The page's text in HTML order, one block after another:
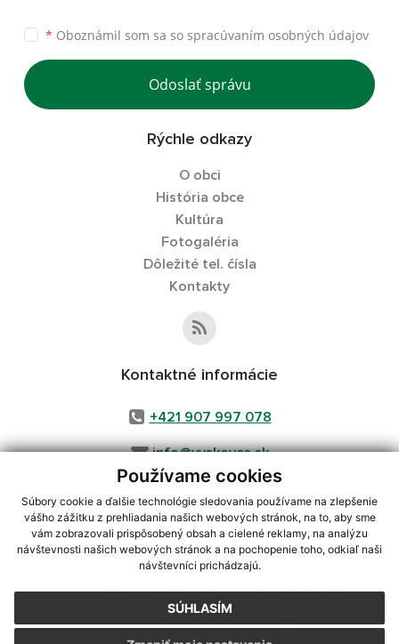
Používame cookies
Súbory cookie a ďalšie technológie sledovania používame na zlepšenie
vášho zážitku z prehliadania našich webových stránok, na to, aby sme
vám zobrazovali prispôsobený obsah a cielené reklamy, na analýzu
návštevnosti našich webových stránok a na pochopenie toho, odkiaľ naši
návštevníci prichádzajú.
SÚHLASÍM
* Oboznámil som sa so spracúvaním osobných údajov
Odoslať správu
Rýchle odkazy
O obci
História obce
Kultúra
Fotogaléria
Dôležité tel. čísla
Kontakty
Kontaktné informácie
+421 907 997 078
info@vyskovce.sk
využite možnosť získavania aktuálnych informácií s využitím RSS
CMS systém (redakčný) systém ECHELON 2,Mapa stránok,web portál
webex.digital, s.r.o.,domény,registrácia domény
Posledná aktualizácia:20.07.2026